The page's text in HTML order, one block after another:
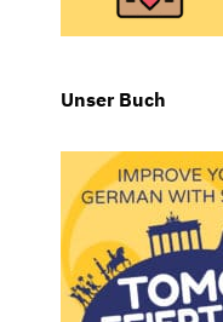
Unser Buch